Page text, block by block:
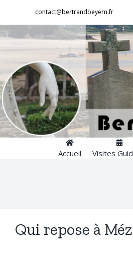
contenu
contact@bertrandbeyern.fr
Accueil Visites
Qui repose à